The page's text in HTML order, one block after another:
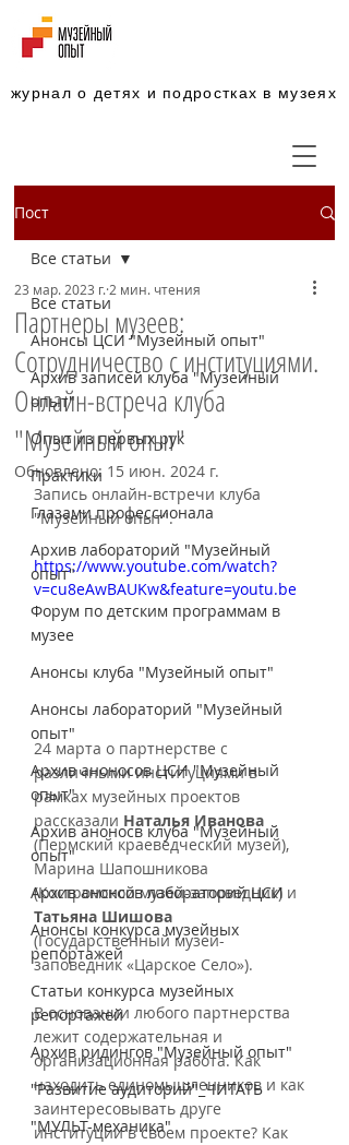
журнал о детях и подростках в музеях
Пост
Все статьи
Анонсы ЦСИ "Музейный опыт"
Архив записей клуба "Музейный
опыт"
Опыт из первых рук
Практики
Глазами профессионала
Архив лабораторий "Музейный
опыт"
Форум по детским программам в
музее
Анонсы клуба "Музейный опыт"
Анонсы лабораторий "Музейный
опыт"
Архив аноносов ЦСИ "Музейный
опыт"
Архив аноносв клуба "Музейный
опыт"
Архив анонсов лабораторий ЦСИ
Анонсы конкурса музейных
репортажей
Статьи конкурса музейных
репортажей
Архив ридингов "Музейный опыт"
"Развитие аудиторий"_ЧИТАТЬ
"МУЛЬТ-механика"
Все статьи
Партнеры музеев:
Сотрудничество с институциями.
Онлайн-встреча клуба
"Музейный опыт"
23 мар. 2023 г. 2 мин. чтения
Обновлено: 15 июн. 2024 г.
Запись онлайн-встречи клуба
"Музейный опыт".
https://www.youtube.com/watch?
v=cu8eAwBAUKw&feature=youtu.be
24 марта о партнерстве с
различными институциями в
рамках музейных проектов
рассказали Наталья Иванова
(Пермский краеведческий музей),
Марина Шапошникова
(Костромской музей-заповедник) и
Татьяна Шишова
(Государственный музей-
заповедник «Царское Село»).
В основании любого партнерства
лежит содержательная и
организационная работа. Как
находить единомышленников и как
заинтересовывать друге
институции в своем проекте? Как